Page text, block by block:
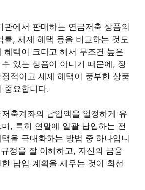
관에서 판매하는 연금저축 상품의
률, 세제 혜택 등을 비교하는 것도
혜택이 크다고 해서 무조건 높은
있는 상품이 아니기 때문에, 장
적이고 세제 혜택이 풍부한 상품
중요합니다.
축계좌의 납입액을 일정하게 유
, 특히 연말에 일괄 납입하는 전
을 극대화하는 방법 중 하나입니
정을 잘 이해하고, 자신의 금융
납입 계획을 세우는 것이 최선